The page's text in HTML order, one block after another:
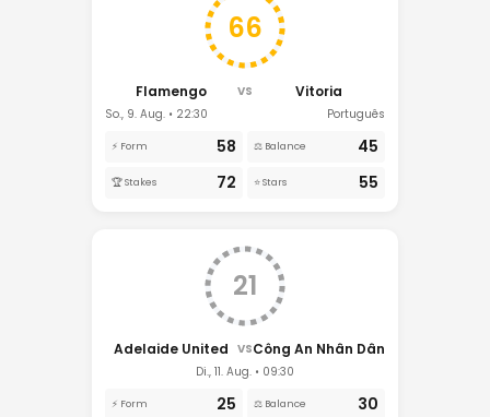
66
Flamengo VS Vitoria
So., 9. Aug. • 22:30 Português
⚡ Form 58 ⚖️ Balance 45
🏆 Stakes 72 ⭐ Stars 55
21
Adelaide United VSCông An Nhân Dân
Di., 11. Aug. • 09:30
⚡ Form 25 ⚖️ Balance 30